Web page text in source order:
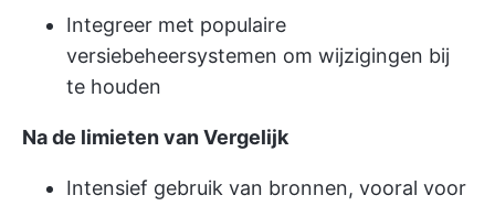
Integreer met populaire
versiebeheersystemen om wijzigingen bij
te houden
Na de limieten van Vergelijk
Intensief gebruik van bronnen, vooral voor